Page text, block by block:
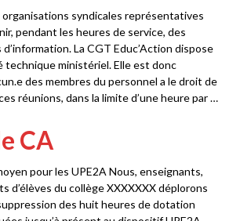
organisations syndicales représentatives
pendant les heures de service, des
La CGT Educ’Action dispose
technique ministériel. Elle est donc
des membres du personnel a le droit de
réunions, dans la limite d’une heure par …
CA
pour les UPE2A Nous, enseignants,
d’élèves du collège XXXXXXX déplorons
des huit heures de dotation